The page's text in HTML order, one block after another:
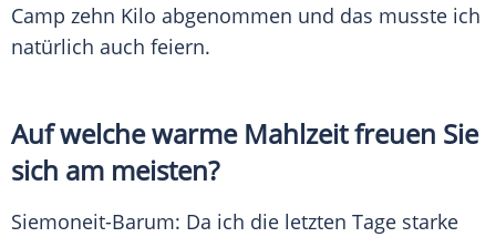
Camp zehn Kilo abgenommen und das musste ich
natürlich auch feiern.
Auf welche warme Mahlzeitfreuen Sie
sich am meisten?
Siemoneit-Barum: Da ich die letzten Tage starke